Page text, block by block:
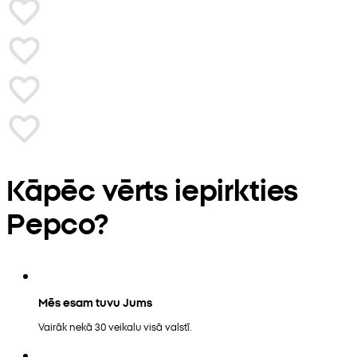
Kāpēc vērts iepirkties
Pepco?
Mēs esam tuvu Jums
Vairāk nekā 30 veikalu visā valstī.